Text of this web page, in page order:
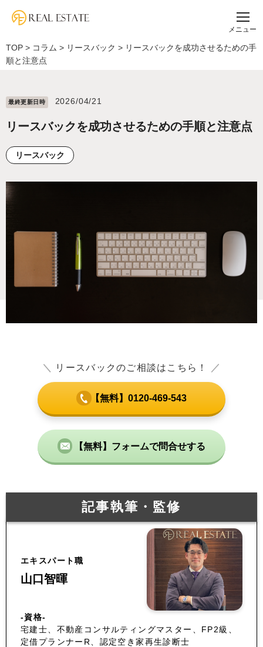
メニュー
TOP > コラム > リースバック > リースバックを成功させるための手
順と注意点
最終更新⽇時 2026/04/21
リースバックを成功させるための手順と注意点
リースバック
＼ リースバックのご相談はこちら！ ／
【無料】0120-469-543
【無料】フォームで問合せする
記事執筆・監修
エキスパート職
山口智暉
-資格-
宅建士、不動産コンサルティングマスター、FP2級、
定借プランナーR、認定空き家再生診断士